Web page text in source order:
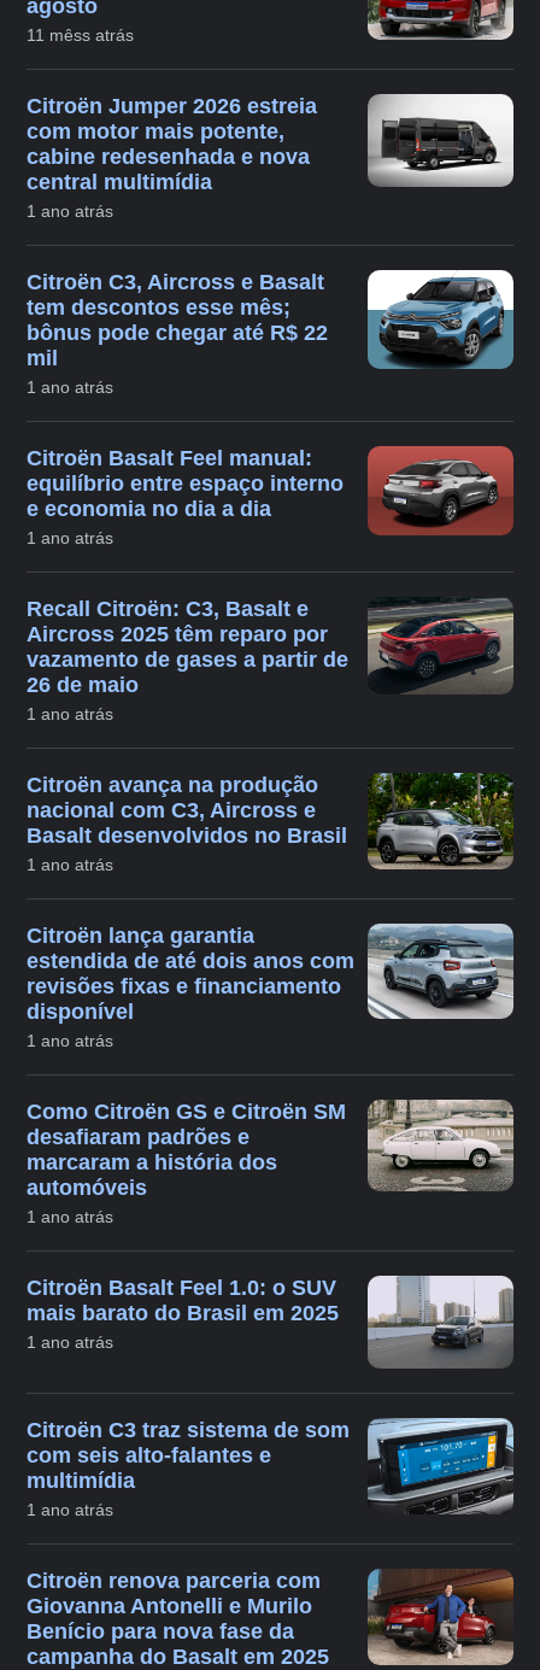
agosto
11 mêss atrás
Citroën Jumper 2026 estreia
com motor mais potente,
cabine redesenhada e nova
central multimídia
1 ano atrás
Citroën C3, Aircross e Basalt
tem descontos esse mês;
bônus pode chegar até R$ 22
mil
1 ano atrás
Citroën Basalt Feel manual:
equilíbrio entre espaço interno
e economia no dia a dia
1 ano atrás
Recall Citroën: C3, Basalt e
Aircross 2025 têm reparo por
vazamento de gases a partir de
26 de maio
1 ano atrás
Citroën avança na produção
nacional com C3, Aircross e
Basalt desenvolvidos no Brasil
1 ano atrás
Citroën lança garantia
estendida de até dois anos com
revisões fixas e financiamento
disponível
1 ano atrás
Como Citroën GS e Citroën SM
desafiaram padrões e
marcaram a história dos
automóveis
1 ano atrás
Citroën Basalt Feel 1.0: o SUV
mais barato do Brasil em 2025
1 ano atrás
Citroën C3 traz sistema de som
com seis alto-falantes e
multimídia
1 ano atrás
Citroën renova parceria com
Giovanna Antonelli e Murilo
Benício para nova fase da
campanha do Basalt em 2025